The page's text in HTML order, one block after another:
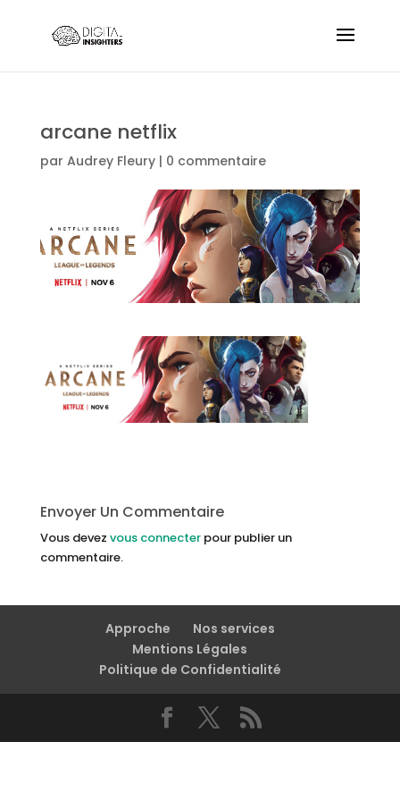
arcane netflix
par Audrey Fleury| 0 commentaire
Envoyer Un Commentaire
Vous devez vous connecterpour publier un
commentaire.
Approche
Nos services
Mentions Légales
Politique de Confidentialité